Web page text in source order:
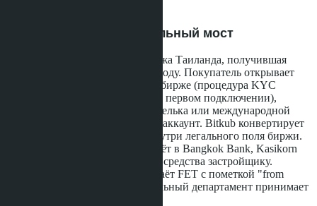
Схема 1: Bitkub как легальный мост
Bitkub - крупнейшая криптобиржа Таиланда, получившая
лицензию SEC Thailand в 2018 году. Покупатель открывает
верифицированный аккаунт на бирже (процедура KYC
занимает 5-10 рабочих дней при первом подключении),
переводит USDT с личного кошелька или международной
биржи (Bybit, OKX) на тайский аккаунт. Bitkub конвертирует
стейблкоины в тайские баты внутри легального поля биржи.
Покупатель выводит баты на счёт в Bangkok Bank, Kasikorn
Bank или SCB, затем переводит средства застройщику.
Тайский банк застройщика выдаёт FET с пометкой "from
cryptocurrency conversion". Земельный департамент принимает